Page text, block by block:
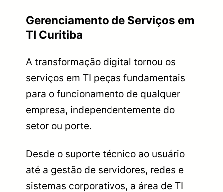
Gerenciamento de Serviços em
TI Curitiba
A transformação digital tornou os
serviços em TI peças fundamentais
para o funcionamento de qualquer
empresa, independentemente do
setor ou porte.
Desde o suporte técnico ao usuário
até a gestão de servidores, redes e
sistemas corporativos, a área de TI